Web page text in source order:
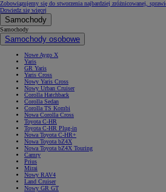
Zobowiązujemy się do stworzenia najbardziej zróżnicowanej,
Dowiedz się więcej
Samochody
Samochody
Samochody osobowe
Nowe Aygo X
Yaris
GR Yaris
Yaris Cross
Nowy Yaris Cross
Nowy Urban Cruiser
Corolla Hatchback
Corolla Sedan
Corolla TS Kombi
Nowa Corolla Cross
Toyota C-HR
Toyota C-HR Plug-in
Nowa Toyota C-HR+
Nowa Toyota bZ4X
Nowa Toyota bZ4X Touring
Camry
Prius
Mirai
Nowy RAV4
Land Cruiser
Nowy GR GT